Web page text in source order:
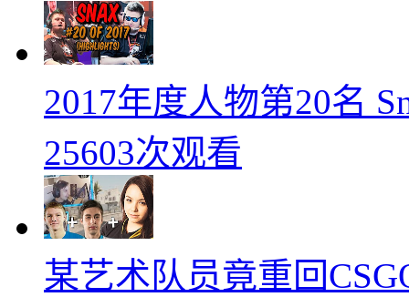
2017年度人物第20名
25603次观看
某艺术队员竟重回